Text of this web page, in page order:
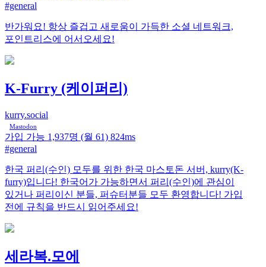
#general
반가워요! 항상 즐겁고 새로움이 가득한 소셜 네트워크,
포인트리스에 어서오세요!
K-Furry (케이퍼리)
kurry.social
Mastodon
가입 가능 1,937명 (월 61) 824ms
#general
한국 퍼리(수인) 모두를 위한 한국 마스토돈 서버, kurry(K-
furry)입니다! 한국어가 가능하면서 퍼리(수인)에 관심이
있거나 퍼리이신 분들, 퍼슈터분들 모두 환영합니다! 가입
전에 규칙을 반드시 읽어주세요!
세라복.모에